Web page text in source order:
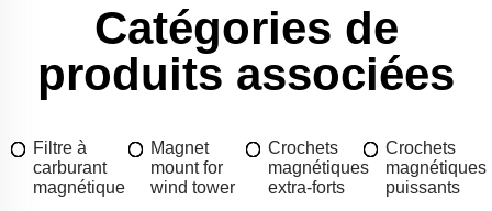
Catégories de
produits associées
Filtre à
carburant
magnétique
Magnet
mount for
wind tower
Crochets
magnétiques
extra-forts
Crochets
magnétiques
puissants